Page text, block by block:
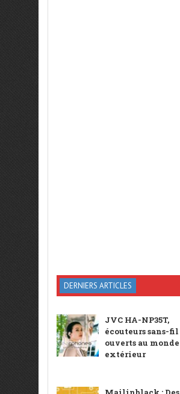
DERNIERS ARTICLES
JVC HA-NP35T,
écouteurs sans-fil
ouverts au monde
extérieur